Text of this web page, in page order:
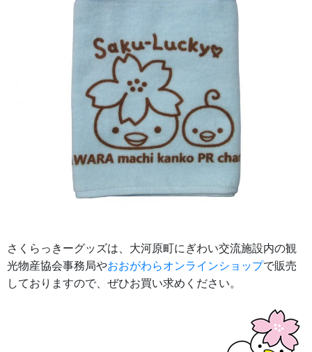
さくらっきーグッズは、大河原町にぎわい交流施設内の観
光物産協会事務局やおおがわらオンラインショップで販売
しておりますので、ぜひお買い求めください。